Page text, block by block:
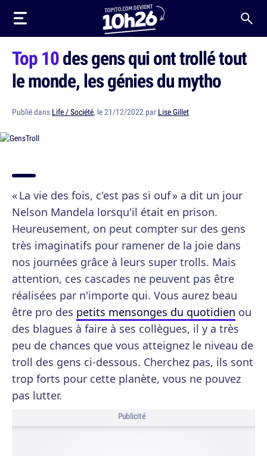
Top 10des gens qui ont trollé tout
le monde, les génies du mytho
Publié dans Life / Société, le 21/12/2022 par Lise Gillet
« La vie des fois, c'est pas si ouf » a dit un jour
Nelson Mandela lorsqu'il était en prison.
Heureusement, on peut compter sur des gens
très imaginatifs pour ramener de la joie dans
nos journées grâce à leurs super trolls. Mais
attention, ces cascades ne peuvent pas être
réalisées par n'importe qui. Vous aurez beau
être pro des petits mensonges du quotidien ou
des blagues à faire à ses collègues, il y a très
peu de chances que vous atteignez le niveau de
troll des gens ci-dessous. Cherchez pas, ils sont
trop forts pour cette planète, vous ne pouvez
pas lutter.
Publicité